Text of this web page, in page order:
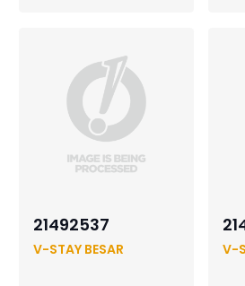
21492537
V-STAY BESAR V-